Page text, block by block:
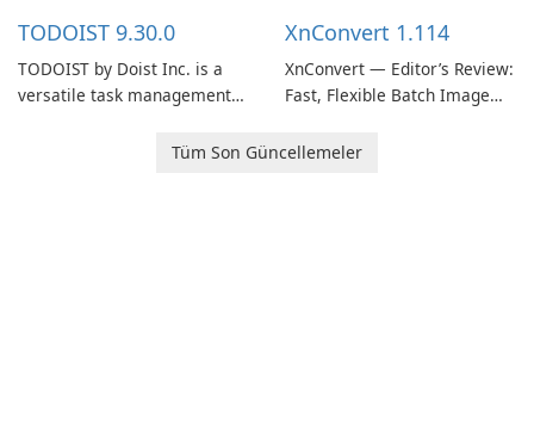
TODOIST 9.30.0
TODOIST by Doist Inc. is a
versatile task management
individuals and teams
XnConvert 1.114
XnConvert — Editor’s Review:
Fast, Flexible Batch Image
macOS and Linux XnConvert
Tüm Son Güncellemeler